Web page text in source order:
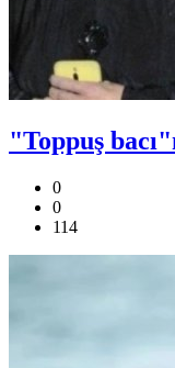
"Toppuş
0
0
114